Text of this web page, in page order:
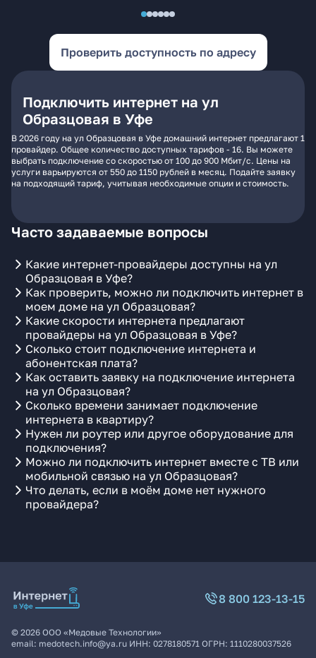
Проверить доступность по адресу
Подключить интернет на ул
Образцовая в Уфе
В 2026 году на ул Образцовая в Уфе домашний интернет предлагают 1
провайдер. Общее количество доступных тарифов - 16. Вы можете
выбрать подключение со скоростью от 100 до 900 Мбит/с. Цены на
услуги варьируются от 550 до 1150 рублей в месяц. Подайте заявку
на подходящий тариф, учитывая необходимые опции и стоимость.
Часто задаваемые вопросы
Какие интернет-провайдеры доступны на ул
Образцовая в Уфе?
Как проверить, можно ли подключить интернет в
моем доме на ул Образцовая?
Какие скорости интернета предлагают
провайдеры на ул Образцовая в Уфе?
Сколько стоит подключение интернета и
абонентская плата?
Как оставить заявку на подключение интернета
на ул Образцовая?
Сколько времени занимает подключение
интернета в квартиру?
Нужен ли роутер или другое оборудование для
подключения?
Можно ли подключить интернет вместе с ТВ или
мобильной связью на ул Образцовая?
Что делать, если в моём доме нет нужного
провайдера?
8 800 123-13-15
© 2026 ООО «Медовые Технологии»
email: medotech.info@ya.ru ИНН: 0278180571 ОГРН: 1110280037526